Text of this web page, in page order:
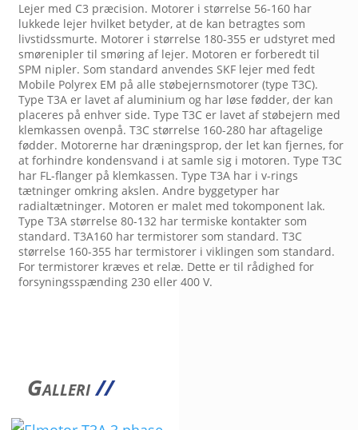
Lejer med C3 præcision. Motorer i størrelse 56-160 har
lukkede lejer hvilket betyder, at de kan betragtes som
livstidssmurte. Motorer i størrelse 180-355 er udstyret med
smørenipler til smøring af lejer. Motoren er forberedt til
SPM nipler. Som standard anvendes SKF lejer med fedt
Mobile Polyrex EM på alle støbejernsmotorer (type T3C).
Type T3A er lavet af aluminium og har løse fødder, der kan
placeres på enhver side. Type T3C er lavet af støbejern med
klemkassen ovenpå. T3C størrelse 160-280 har aftagelige
fødder. Motorerne har dræningsprop, der let kan fjernes, for
at forhindre kondensvand i at samle sig i motoren. Type T3C
har FL-flanger på klemkassen. Type T3A har i v-rings
tætninger omkring akslen. Andre byggetyper har
radialtætninger. Motoren er malet med tokomponent lak.
Type T3A størrelse 80-132 har termiske kontakter som
standard. T3A160 har termistorer som standard. T3C
størrelse 160-355 har termistorer i viklingen som standard.
For termistorer kræves et relæ. Dette er til rådighed for
forsyningsspænding 230 eller 400 V.
Galleri//